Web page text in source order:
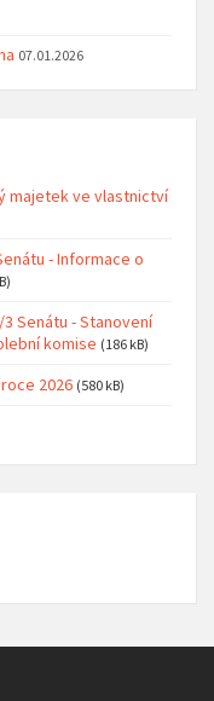
07.01.2026
majetek ve vlastnictví
- Informace o
Senátu - Stanovení
komise (186 kB)
2026 (580 kB)